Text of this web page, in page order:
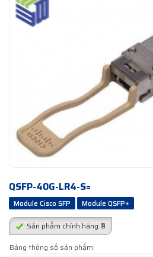
QSFP-40G-LR4-S=
Module Cisco SFP
Module QSFP+
Sản phẩm chính hãng ®
Bảng thông số sản phẩm: